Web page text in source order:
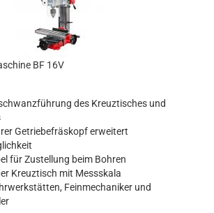
BF 16V
des Kreuztisches und
Getriebefräskopf erweitert
für Zustellung beim Bohren
Kreuztisch mit Messskala
Feinmechaniker und